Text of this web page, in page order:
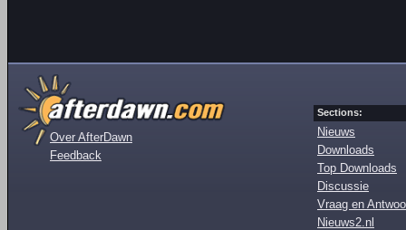
Over AfterDawn
Feedback
Sections:
Nieuws
Downloads
Top Downloads
Discussie
Vraag en
Nieuws2.nl